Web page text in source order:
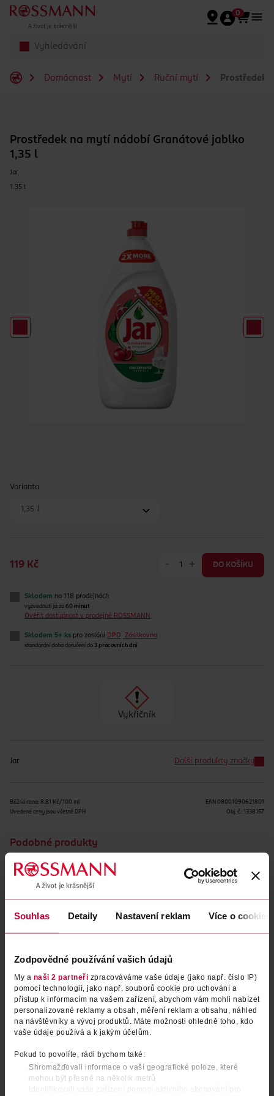
Souhlas Detaily Nastavení reklam Více o cookies
Zodpovědné používání vašich údajů
My a naši 2 partneři zpracováváme vaše údaje (jako např. číslo IP)
pomocí technologií, jako např. souborů cookie pro uchování a
přístup k informacím na vašem zařízení, abychom vám mohli nabízet
personalizované reklamy a obsah, měření reklam a obsahu, náhled
na návštěvníky a vývoj produktů. Máte možnosti ohledně toho, kdo
vaše údaje používá a k jakým účelům.
Pokud to povolíte, rádi bychom také:
Shromažďovali informace o vaší geografické poloze, které
mohou být přesné na několik metrů
Identifikovali vaše zařízení pomocí aktivního skenování pro
Přeskočit na hlavmní obsah
0
Domácnost Mytí Ruční mytí Prostředek
Prostředek na mytí nádobí Granátové jablko
1,35 l
Jar
1.35 l
Varianta
1,35 l
119 Kč - + DO KOŠÍKU
Skladem na 118 prodejnách
vyzvednutí již za 60 minut
Ověřit dostupnost v prodejně ROSSMANN
Skladem 5+ ks pro zaslání DPD, Zásilkovna
standardní doba doručení do 3 pracovních dní
Vykřičník
Jar Další produkty značky
Běžná cena: 8.81 Kč/100 ml
Uvedené ceny jsou včetně DPH
EAN 08001090621801
Obj. č.: 1338157
Podobné produkty
Prostředek na mytí nádobí
Lemon 1,35 l
DO KOŠÍKU
Prostředek na mytí nádobí
Lemon 2x 900 ml
119 Kč